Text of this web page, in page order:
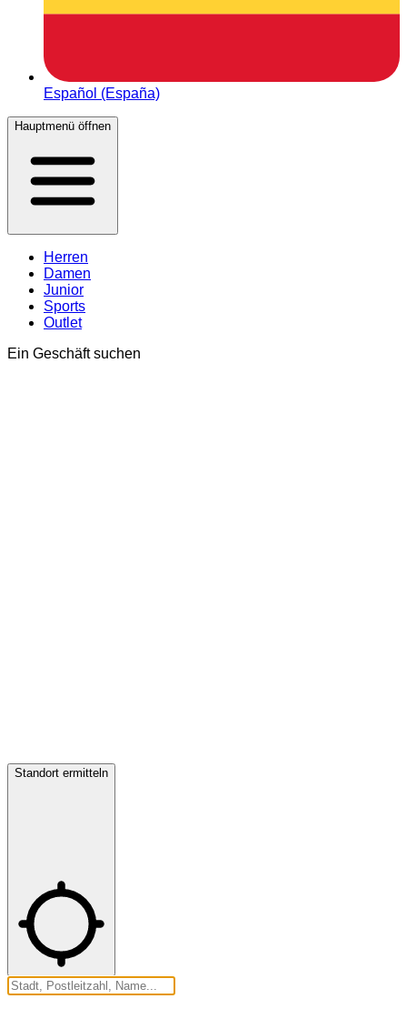
Español (España)
Hauptmenü öffnen
Herren
Damen
Junior
Sports
Outlet
Ein Geschäft suchen
Standort ermitteln